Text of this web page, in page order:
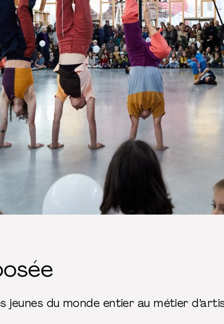
jeunes du monde entier au métier